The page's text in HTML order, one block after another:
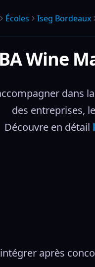
Écoles Iseg Bordeaux
Wine
des entreprises,
Découvre en détail
intégrer après